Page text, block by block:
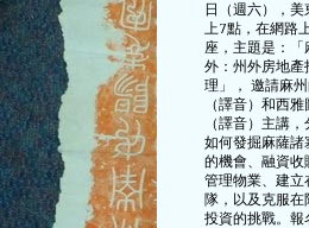
日（週六），美
上7點，在網路
座，主題是：「
外：州外房地產
理」， 邀請麻
（譯音）和西
（譯音）主講
如何發掘麻薩諸
的機會、融資收
管理物業、建立
隊，以及克服在
投資的挑戰。報